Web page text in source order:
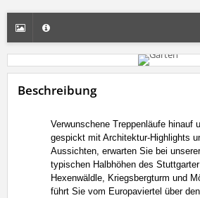
Beschreibung
Verwunschene Treppenläufe hinauf
gespickt mit Architektur-Highlights
Aussichten, erwarten Sie bei
typischen Halbhöhen des
Hexenwäldle, Kriegsbergturm und
führt Sie vom Europaviertel über